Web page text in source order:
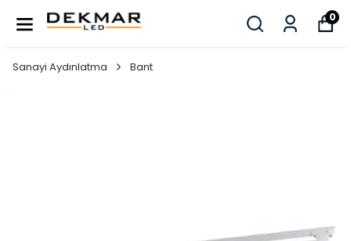
0
Sanayi Aydınlatma Bant